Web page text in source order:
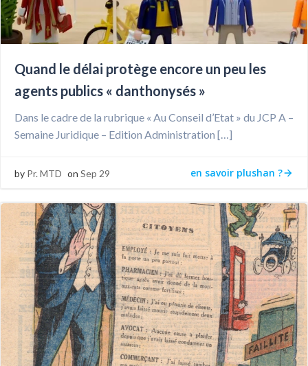
Quand le délai protège encore un peu les
agents publics « danthonysés »
Dans le cadre de la rubrique « Au Conseil d’Etat » du JCP A –
Semaine Juridique – Edition Administration […]
by Pr. MTD on Sep 29 en savoir plushan ?